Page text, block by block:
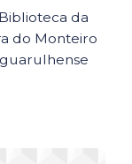
da
do Monteiro